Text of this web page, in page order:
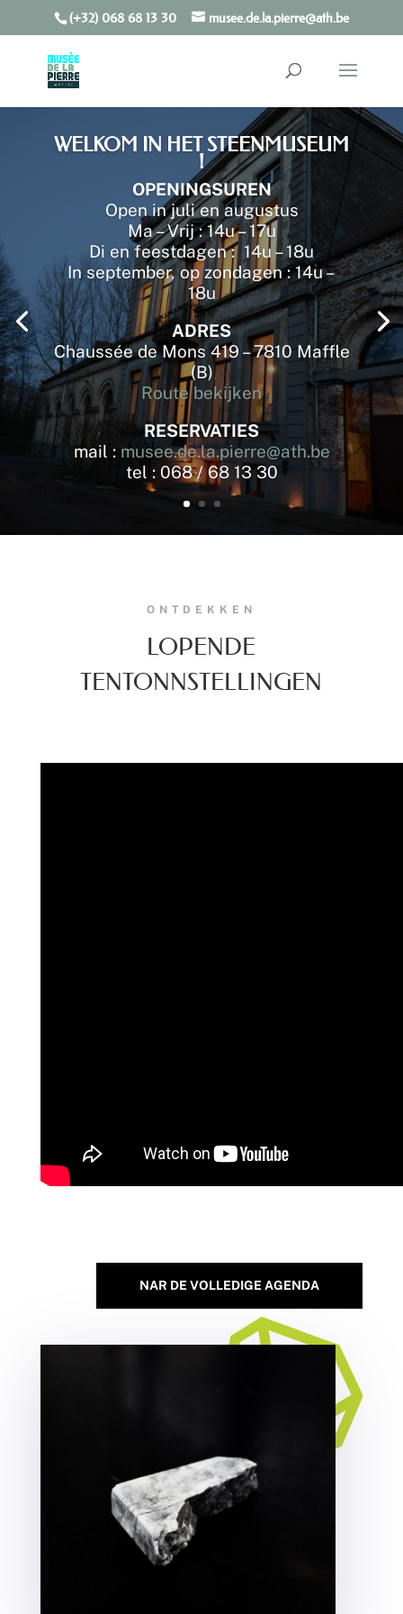
Toolbar openen
(+32) 068 68 13 30 musee.de.la.pierre@ath.be
WELKOM IN HET STEENMUSEUM
!
OPENINGSUREN
Open in juli en augustus
Ma – Vrij : 14u – 17u
Di en feestdagen : 14u – 18u
In september, op zondagen : 14u –
18u
ADRES
Chaussée de Mons 419 – 7810 Maffle
(B)
Route bekijken
RESERVATIES
mail : musee.de.la.pierre@ath.be
tel : 068 / 68 13 30
ONTDEKKEN
LOPENDE
TENTONNSTELLINGEN
NAR DE VOLLEDIGE AGENDA